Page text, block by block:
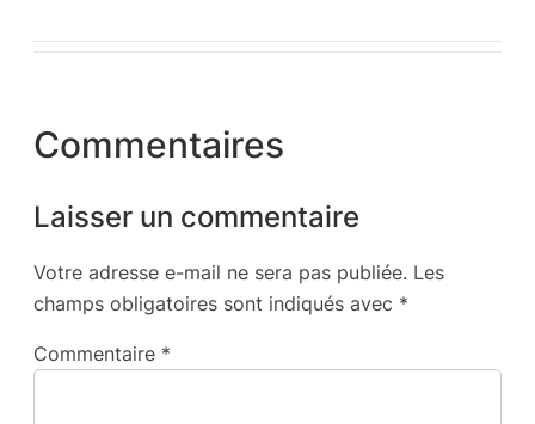
Commentaires
Laisser un commentaire
Votre adresse e-mail ne sera pas publiée. Les
champs obligatoires sont indiqués avec *
Commentaire *